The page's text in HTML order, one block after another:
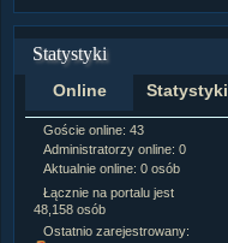
Statystyki
Online Statystyki
Goście online: 43
Administratorzy online: 0
Aktualnie online: 0 osób
Łącznie na portalu jest
48,158 osób
Ostatnio zarejestrowany: